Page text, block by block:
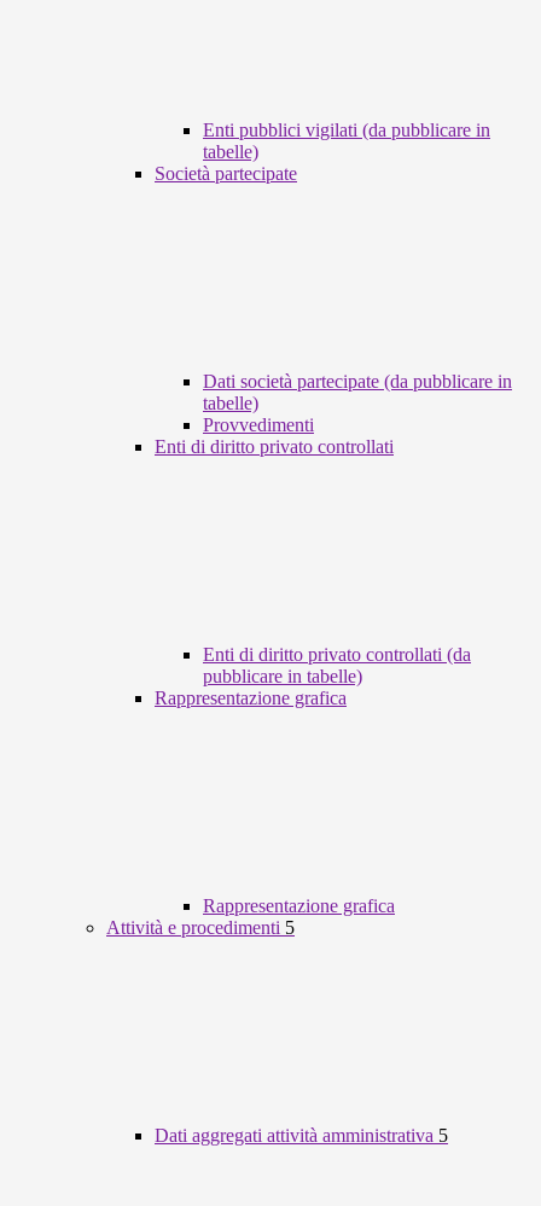
Enti pubblici vigilati (da pubblicare in
tabelle)
Società partecipate
Dati società partecipate (da pubblicare in
tabelle)
Provvedimenti
Enti di diritto privato controllati
Enti di diritto privato controllati (da
pubblicare in tabelle)
Rappresentazione grafica
Rappresentazione grafica
Attività e procedimenti 5
Dati aggregati attività amministrativa 5